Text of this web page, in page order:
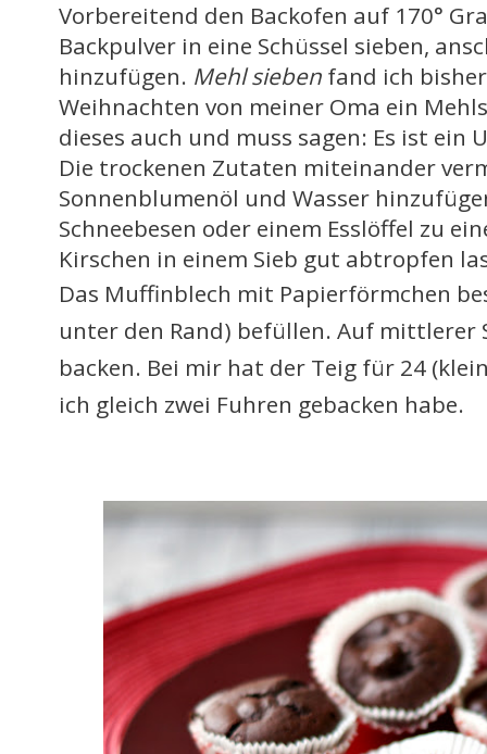
Vorbereitend den Backofen auf 170°
Backpulver in eine Schüssel sieben,
hinzufügen. Mehl sieben fand ich
Weihnachten von meiner Oma ein
dieses auch und muss sagen: Es ist ein
Die trockenen Zutaten miteinander
Sonnenblumenöl und Wasser
Schneebesen oder einem Esslöffel zu
Kirschen in einem Sieb gut abtropfen
Das Muffinblech mit Papierförmchen
unter den Rand) befüllen. Auf mittlerer
backen. Bei mir hat der Teig für 24
ich gleich zwei Fuhren gebacken habe.